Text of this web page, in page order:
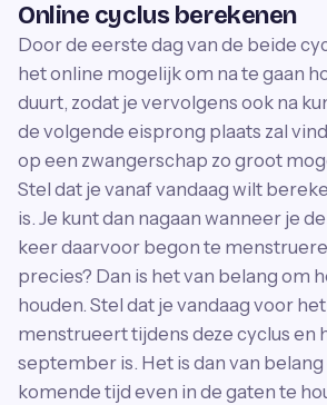
Online cyclus berekenen
Door de eerste dag van de beide
het online mogelijk om na te gaan
duurt, zodat je vervolgens ook na
de volgende eisprong plaats zal
op een zwangerschap zo groot
Stel dat je vanaf vandaag wilt
is. Je kunt dan nagaan wanneer je
keer daarvoor begon te
precies? Dan is het van belang om
houden. Stel dat je vandaag voor
menstrueert tijdens deze cyclus en
september is. Het is dan van
komende tijd even in de gaten te